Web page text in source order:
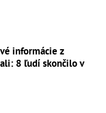
informácie z
8 ľudí skončilo v